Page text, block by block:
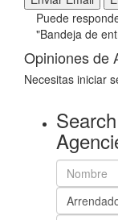
Puede
"Bandeja de
Opiniones de
Necesitas iniciar